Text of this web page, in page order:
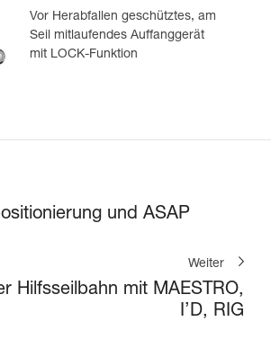
Vor Herabfallen geschütztes, am
Seil mitlaufendes Auffanggerät
mit LOCK-Funktion
und ASAP
Weiter
Hilfsseilbahn mit MAESTRO,
I’D, RIG